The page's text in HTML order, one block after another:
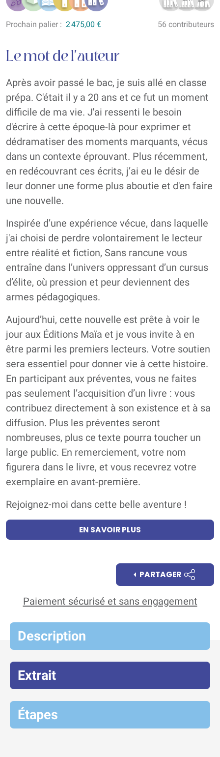
Prochain palier : 2 475,00 € 56 contributeurs
Le mot de l'auteur
Après avoir passé le bac, je suis allé en classe
prépa. C'était il y a 20 ans et ce fut un moment
difficile de ma vie. J'ai ressenti le besoin
d'écrire à cette époque-là pour exprimer et
dédramatiser des moments marquants, vécus
dans un contexte éprouvant. Plus récemment,
en redécouvrant ces écrits, j’ai eu le désir de
leur donner une forme plus aboutie et d'en faire
une nouvelle.
Inspirée d’une expérience vécue, dans laquelle
j'ai choisi de perdre volontairement le lecteur
entre réalité et fiction, Sans rancune vous
entraîne dans l’univers oppressant d’un cursus
d’élite, où pression et peur deviennent des
armes pédagogiques.
Aujourd’hui, cette nouvelle est prête à voir le
jour aux Éditions Maïa et je vous invite à en
être parmi les premiers lecteurs. Votre soutien
sera essentiel pour donner vie à cette histoire.
En participant aux préventes, vous ne faites
pas seulement l’acquisition d’un livre : vous
contribuez directement à son existence et à sa
diffusion. Plus les préventes seront
nombreuses, plus ce texte pourra toucher un
large public. En remerciement, votre nom
figurera dans le livre, et vous recevrez votre
exemplaire en avant-première.
Rejoignez-moi dans cette belle aventure !
EN SAVOIR PLUS
Paiement sécurisé et sans engagement
PARTAGER
Description
Extrait
Étapes